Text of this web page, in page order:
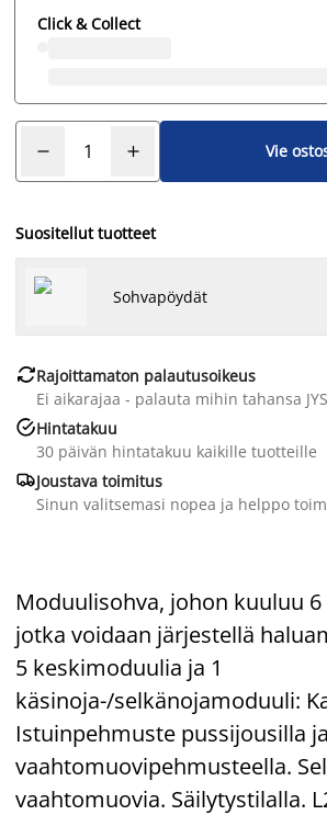
Click & Collect
Vie
Suositellut tuotteet
Sohvapöydät
Rajoittamaton palautusoikeus
Ei aikarajaa - palauta mihin tahansa
Hintatakuu
30 päivän hintatakuu kaikille tuotteille
Joustava toimitus
Sinun valitsemasi nopea ja helppo
Moduulisohva, johon kuuluu
jotka voidaan järjestellä
5 keskimoduulia ja 1
käsinoja-/selkänojamoduuli:
Istuinpehmuste pussijousilla ja
vaahtomuovipehmusteella.
vaahtomuovia. Säilytystilalla.